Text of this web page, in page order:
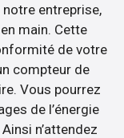
notre entreprise,
main. Cette
de votre
compteur de
Vous pourrez
de l’énergie
n’attendez